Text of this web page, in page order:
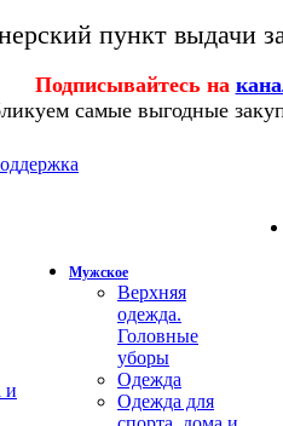
пункт выдачи
Подписывайтесь на
самые выгодные
и
Мужское
Верхняя
одежда.
Головные
уборы
Одежда
Одежда для